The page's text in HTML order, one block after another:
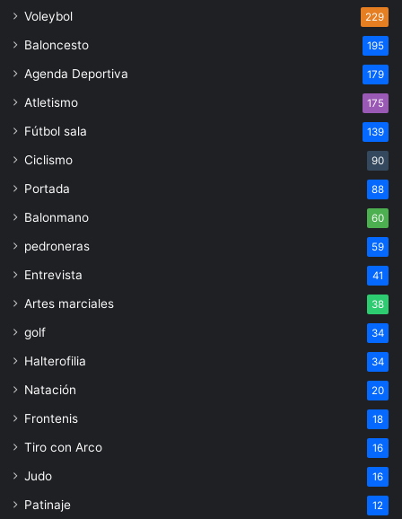
Voleybol 229
Baloncesto 195
Agenda Deportiva 179
Atletismo 175
Fútbol sala 139
Ciclismo 90
Portada 88
Balonmano 60
pedroneras 59
Entrevista 41
Artes marciales 38
golf 34
Halterofilia 34
Natación 20
Frontenis 18
Tiro con Arco 16
Judo 16
Patinaje 12